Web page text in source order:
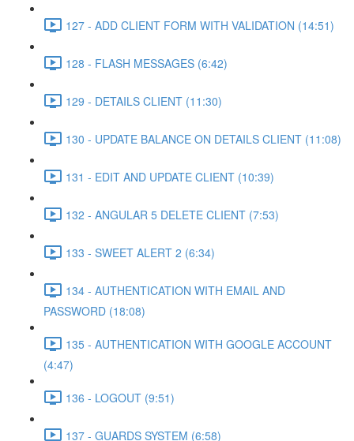
127 - ADD CLIENT FORM WITH VALIDATION (14:51)
128 - FLASH MESSAGES (6:42)
129 - DETAILS CLIENT (11:30)
130 - UPDATE BALANCE ON DETAILS CLIENT (11:08)
131 - EDIT AND UPDATE CLIENT (10:39)
132 - ANGULAR 5 DELETE CLIENT (7:53)
133 - SWEET ALERT 2 (6:34)
134 - AUTHENTICATION WITH EMAIL AND
PASSWORD (18:08)
135 - AUTHENTICATION WITH GOOGLE ACCOUNT
(4:47)
136 - LOGOUT (9:51)
137 - GUARDS SYSTEM (6:58)